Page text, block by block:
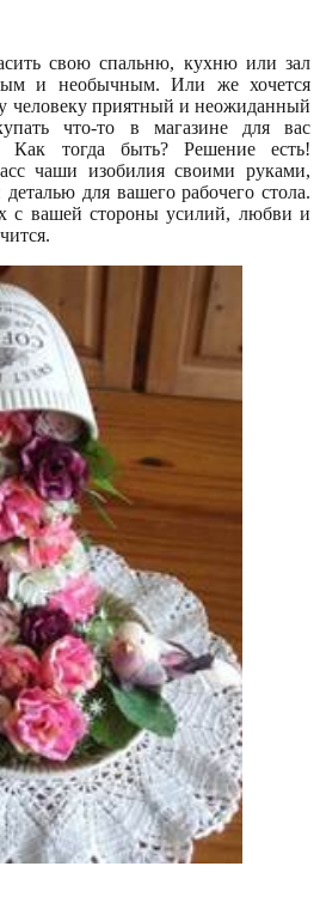
свою спальню, кухню или зал
и необычным. Или же хочется
человеку приятный и неожиданный
что-то в магазине для вас
Как тогда быть? Решение есть!
чаши изобилия своими руками,
деталью для вашего рабочего стола.
с вашей стороны усилий, любви и